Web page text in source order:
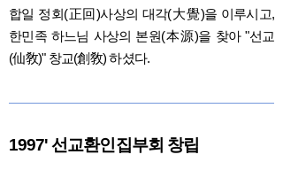
합일 정회(正回)사상의 대각(大覺)을 이루시고,
한민족 하느님 사상의 본원(本源)을 찾아 "선교
(仙敎)" 창교(創敎) 하셨다.
1997' 선교환인집부회 창립